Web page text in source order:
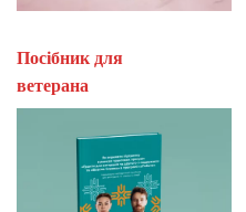
Посібник для